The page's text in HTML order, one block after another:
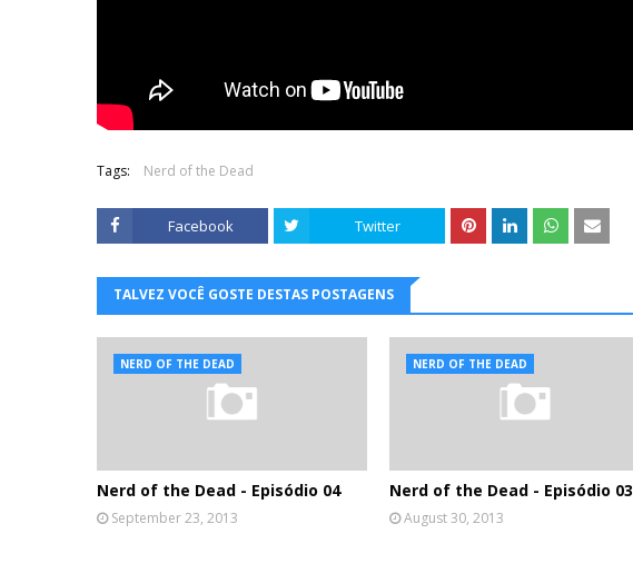
Tags: Nerd of the Dead
Facebook Twitter
TALVEZ VOCÊ GOSTE DESTAS POSTAGENS
NERD OF THE DEAD
Nerd of the Dead - Episódio 04
September 23, 2013
NERD OF THE DEAD
Nerd of the Dead - Episódio 03
August 30, 2013